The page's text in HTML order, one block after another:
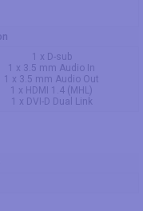
1 x D-sub
1 x 3.5 mm Audio In
1 x 3.5 mm Audio Out
1 x HDMI 1.4 (MHL)
1 x DVI-D Dual Link